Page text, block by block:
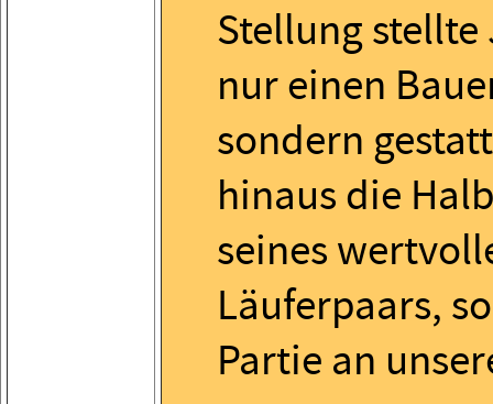
Stellung
nur einen
sondern
hinaus die
seines
Läuferpaars,
Partie an